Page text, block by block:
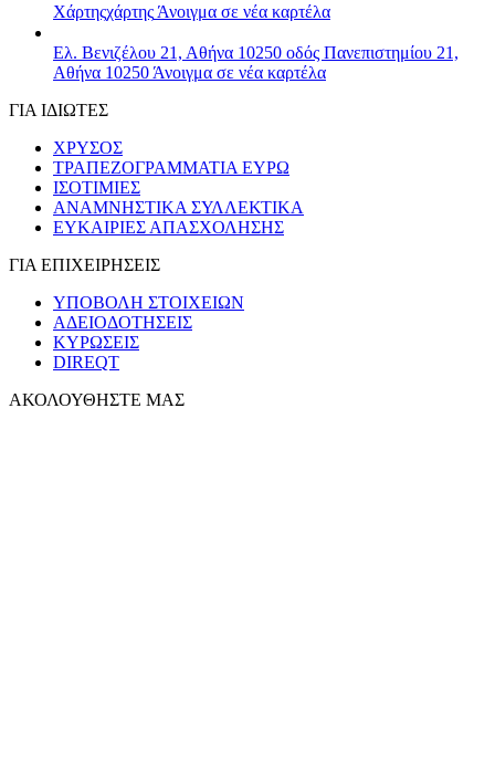
Χάρτηςχάρτης Άνοιγμα σε νέα καρτέλα
Ελ. Βενιζέλου 21, Αθήνα 10250 οδός Πανεπιστημίου 21,
Αθήνα 10250 Άνοιγμα σε νέα καρτέλα
ΓΙΑ ΙΔΙΩΤΕΣ
ΧΡΥΣΟΣ
ΤΡΑΠΕΖΟΓΡΑΜΜΑΤΙΑ ΕΥΡΩ
ΙΣΟΤΙΜΙΕΣ
ΑΝΑΜΝΗΣΤΙΚΑ ΣΥΛΛΕΚΤΙΚΑ
ΕΥΚΑΙΡΙΕΣ ΑΠΑΣΧΟΛΗΣΗΣ
ΓΙΑ ΕΠΙΧΕΙΡΗΣΕΙΣ
ΥΠΟΒΟΛΗ ΣΤΟΙΧΕΙΩΝ
ΑΔΕΙΟΔΟΤΗΣΕΙΣ
ΚΥΡΩΣΕΙΣ
DIREQT
ΑΚΟΛΟΥΘΗΣΤΕ ΜΑΣ